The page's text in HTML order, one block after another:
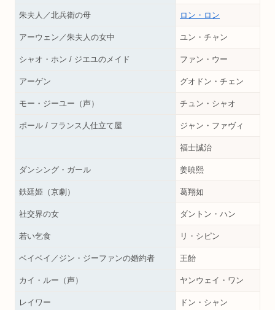
朱夫人／北兵衛の母 ロン・ロン
アーウェン／朱夫人の女中 ユン・チャン
シャオ・ホン / ジエユのメイド ファン・ウー
アーゲン グオドン・チェン
モー・ジーユー（声） チュン・シャオ
ポール / フランス人仕立て屋 ジャン・ファヴィ
福士誠治
ダンシング・ガール 姜暁熙
鉄廷姫（京劇） 葛翔如
社交界の女 ダントン・ハン
若い乞食 リ・シピン
ベイベイ／ジン・ジーファンの婚約者 王飴
カイ・ルー（声） ヤンウェイ・ワン
レイワー ドン・シャン